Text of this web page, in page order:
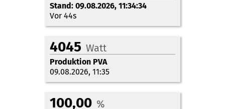
Stand: 09.08.2026, 11:34:34
Vor 45s
4045 Watt
Produktion PVA
09.08.2026, 11:35
100,00 %